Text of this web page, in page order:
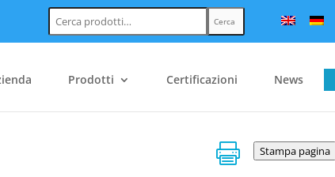
Cerca:
Cerca
Prodotti Certificazioni News
 Stampa pagina